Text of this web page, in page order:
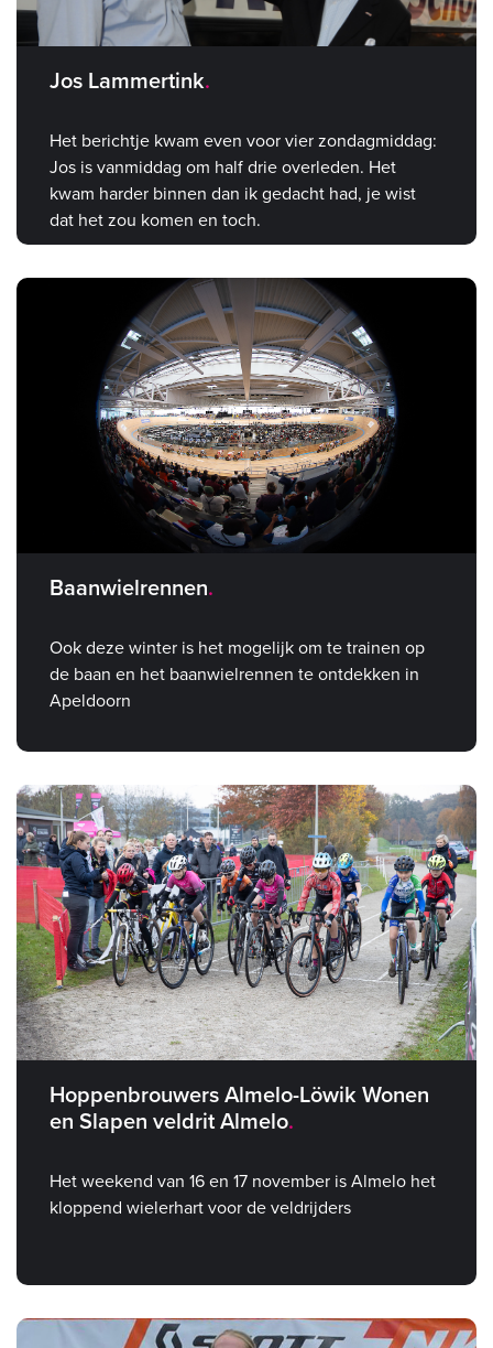
Jos Lammertink
Het berichtje kwam even voor vier zondagmiddag:
Jos is vanmiddag om half drie overleden. Het
kwam harder binnen dan ik gedacht had, je wist
dat het zou komen en toch.
Baanwielrennen
Ook deze winter is het mogelijk om te trainen op
de baan en het baanwielrennen te ontdekken in
Apeldoorn
Hoppenbrouwers Almelo-Löwik Wonen
en Slapen veldrit Almelo
Het weekend van 16 en 17 november is Almelo het
kloppend wielerhart voor de veldrijders